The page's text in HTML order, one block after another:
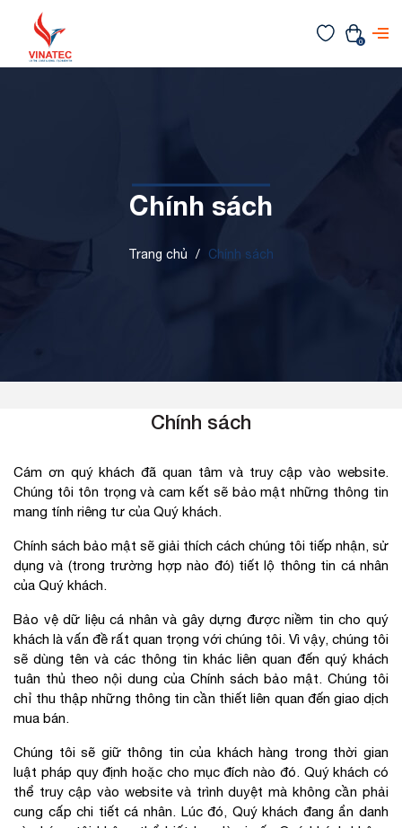
0
Chính sách
Trang chủ / Chính sách
Chính sách
Cám ơn quý khách đã quan tâm và truy cập vào website.
Chúng tôi tôn trọng và cam kết sẽ bảo mật những thông tin
mang tính riêng tư của Quý khách.
Chính sách bảo mật sẽ giải thích cách chúng tôi tiếp nhận, sử
dụng và (trong trường hợp nào đó) tiết lộ thông tin cá nhân
của Quý khách.
Bảo vệ dữ liệu cá nhân và gây dựng được niềm tin cho quý
khách là vấn đề rất quan trọng với chúng tôi. Vì vậy, chúng tôi
sẽ dùng tên và các thông tin khác liên quan đến quý khách
tuân thủ theo nội dung của Chính sách bảo mật. Chúng tôi
chỉ thu thập những thông tin cần thiết liên quan đến giao dịch
mua bán.
Chúng tôi sẽ giữ thông tin của khách hàng trong thời gian
luật pháp quy định hoặc cho mục đích nào đó. Quý khách có
thể truy cập vào website và trình duyệt mà không cần phải
cung cấp chi tiết cá nhân. Lúc đó, Quý khách đang ẩn danh